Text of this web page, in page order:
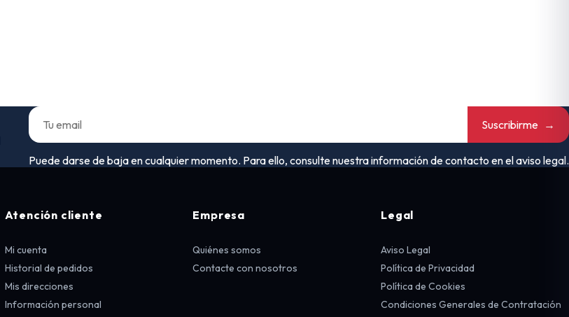
Suscribirme →
Puede darse de baja en cualquier momento. Para ello, consulte nuestra información de contacto en el aviso legal.
Atención cliente
Mi cuenta
Historial de pedidos
Mis direcciones
Información personal
Empresa
Quiénes somos
Contacte con nosotros
Legal
Aviso Legal
Política de Privacidad
Política de Cookies
Condiciones Generales de Contratación